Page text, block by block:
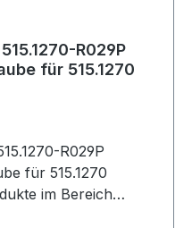
R029P
für 515.1270
R029P
für 515.1270
im Bereich